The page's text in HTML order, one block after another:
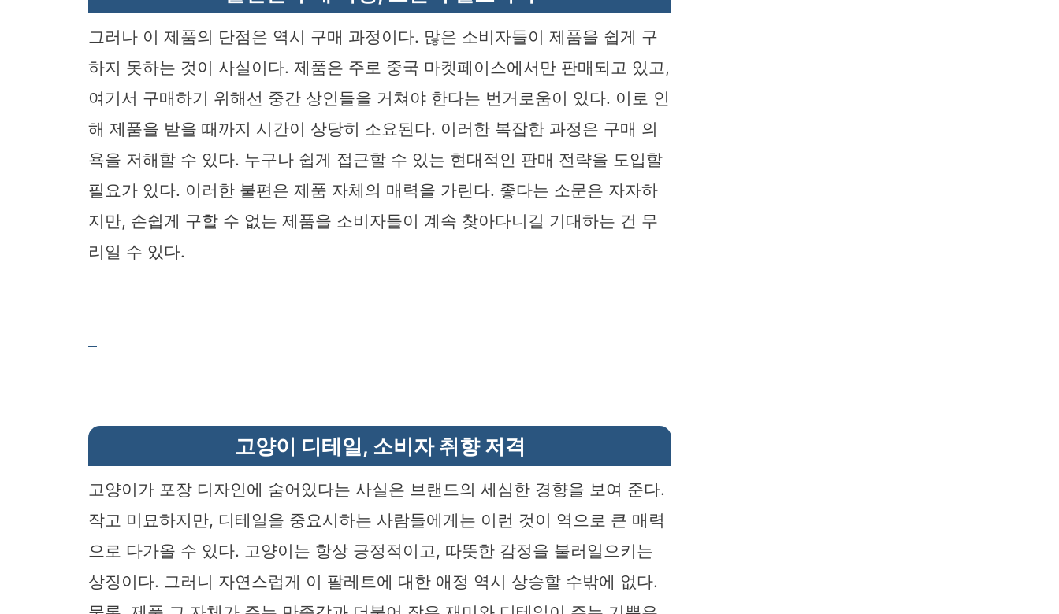
그러나 이 제품의 단점은 역시 구매 과정이다. 많은 소비자들이 제품을 쉽게 구
하지 못하는 것이 사실이다. 제품은 주로 중국 마켓페이스에서만 판매되고 있고,
여기서 구매하기 위해선 중간 상인들을 거쳐야 한다는 번거로움이 있다. 이로 인
해 제품을 받을 때까지 시간이 상당히 소요된다. 이러한 복잡한 과정은 구매 의
욕을 저해할 수 있다. 누구나 쉽게 접근할 수 있는 현대적인 판매 전략을 도입할
필요가 있다. 이러한 불편은 제품 자체의 매력을 가린다. 좋다는 소문은 자자하
지만, 손쉽게 구할 수 없는 제품을 소비자들이 계속 찾아다니길 기대하는 건 무
리일 수 있다.
고양이 디테일, 소비자 취향 저격
고양이가 포장 디자인에 숨어있다는 사실은 브랜드의 세심한 경향을 보여 준다.
작고 미묘하지만, 디테일을 중요시하는 사람들에게는 이런 것이 역으로 큰 매력
으로 다가올 수 있다. 고양이는 항상 긍정적이고, 따뜻한 감정을 불러일으키는
상징이다. 그러니 자연스럽게 이 팔레트에 대한 애정 역시 상승할 수밖에 없다.